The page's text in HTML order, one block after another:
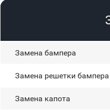
Замена бампера
Замена решетки бампера
Замена капота